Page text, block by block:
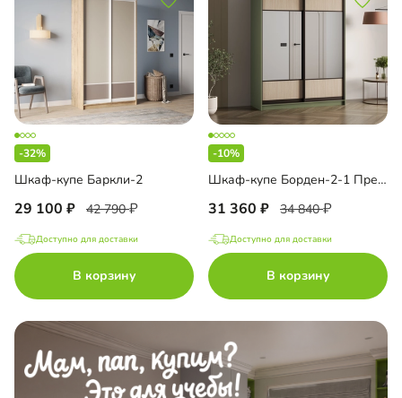
-32%
Шкаф-купе Баркли-2
29 100 42 790
Доступно для доставки
В корзину
-10%
Шкаф-купе Борден-2-1 Премиум
31 360 34 840
Доступно для доставки
В корзину